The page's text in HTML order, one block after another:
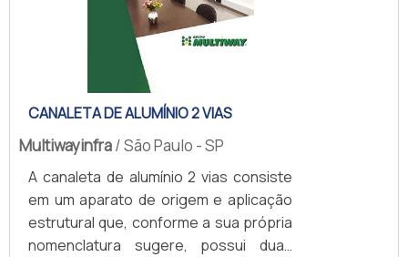
galvanizado de fácil remoção (que
dispensa o uso de ferramentas).Em
contrapartida, o mini-rack.
CANALETA DE ALUMÍNIO 2 VIAS
Multiwayinfra/ São Paulo - SP
A canaleta de alumínio 2 vias consiste
em um aparato de origem e aplicação
estrutural que, conforme a sua própria
nomenclatura sugere, possui duas